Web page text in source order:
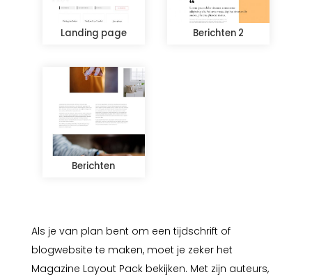
Als je van plan bent om een tijdschrift of
blogwebsite te maken, moet je zeker het
Magazine Layout Pack bekijken. Met zijn auteurs,
Landing page Berichten 2
Berichten